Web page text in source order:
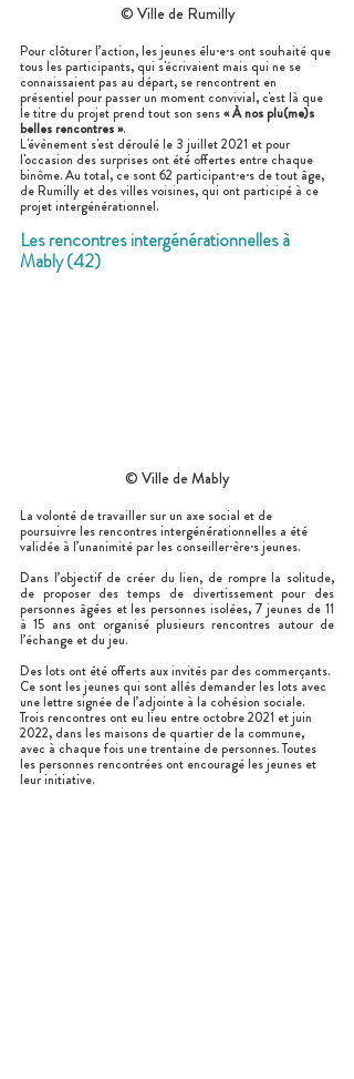
© Ville de Rumilly
Pour clôturer l’action, les jeunes élu·e·s ont souhaité que
tous les participants, qui s'écrivaient mais qui ne se
connaissaient pas au départ, se rencontrent en
présentiel pour passer un moment convivial, c'est là que
le titre du projet prend tout son sens « À nos plu(me)s
belles rencontres ».
L'évènement s'est déroulé le 3 juillet 2021 et pour
l'occasion des surprises ont été offertes entre chaque
binôme. Au total, ce sont 62 participant·e·s de tout âge,
de Rumilly et des villes voisines, qui ont participé à ce
projet intergénérationnel.
Les rencontres intergénérationnelles à
Mably (42)
© Ville de Mably
La volonté de travailler sur un axe social et de
poursuivre les rencontres intergénérationnelles a été
validée à l’unanimité par les conseiller·ère·s jeunes.
Dans l’objectif de créer du lien, de rompre la solitude,
de proposer des temps de divertissement pour des
personnes âgées et les personnes isolées, 7 jeunes de 11
à 15 ans ont organisé plusieurs rencontres autour de
l’échange et du jeu.
Des lots ont été offerts aux invités par des commerçants.
Ce sont les jeunes qui sont allés demander les lots avec
une lettre signée de l’adjointe à la cohésion sociale.
Trois rencontres ont eu lieu entre octobre 2021 et juin
2022, dans les maisons de quartier de la commune,
avec à chaque fois une trentaine de personnes. Toutes
les personnes rencontrées ont encouragé les jeunes et
leur initiative.